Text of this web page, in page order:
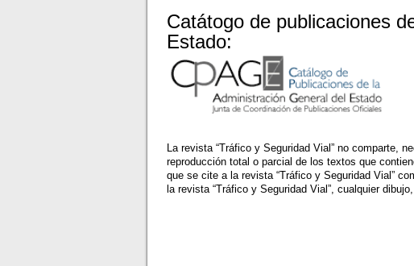
Catátogo de publicaciones
Estado:
La revista “Tráfico y Seguridad Vial” no comparte,
reproducción total o parcial de los textos que
que se cite a la revista “Tráfico y Seguridad Vial”
la revista “Tráfico y Seguridad Vial”, cualquier